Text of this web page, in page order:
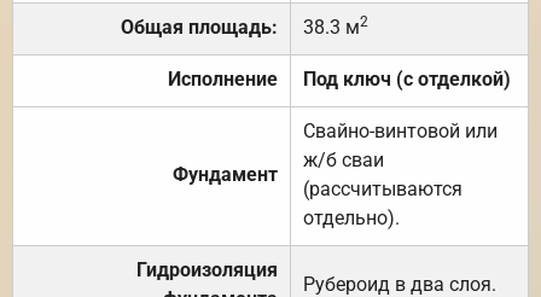
Общая площадь: 38.3 м2
Исполнение Под ключ (с отделкой)
Фундамент
Свайно-винтовой или
ж/б сваи
(рассчитываются
отдельно).
Гидроизоляция
Рубероид в два слоя.